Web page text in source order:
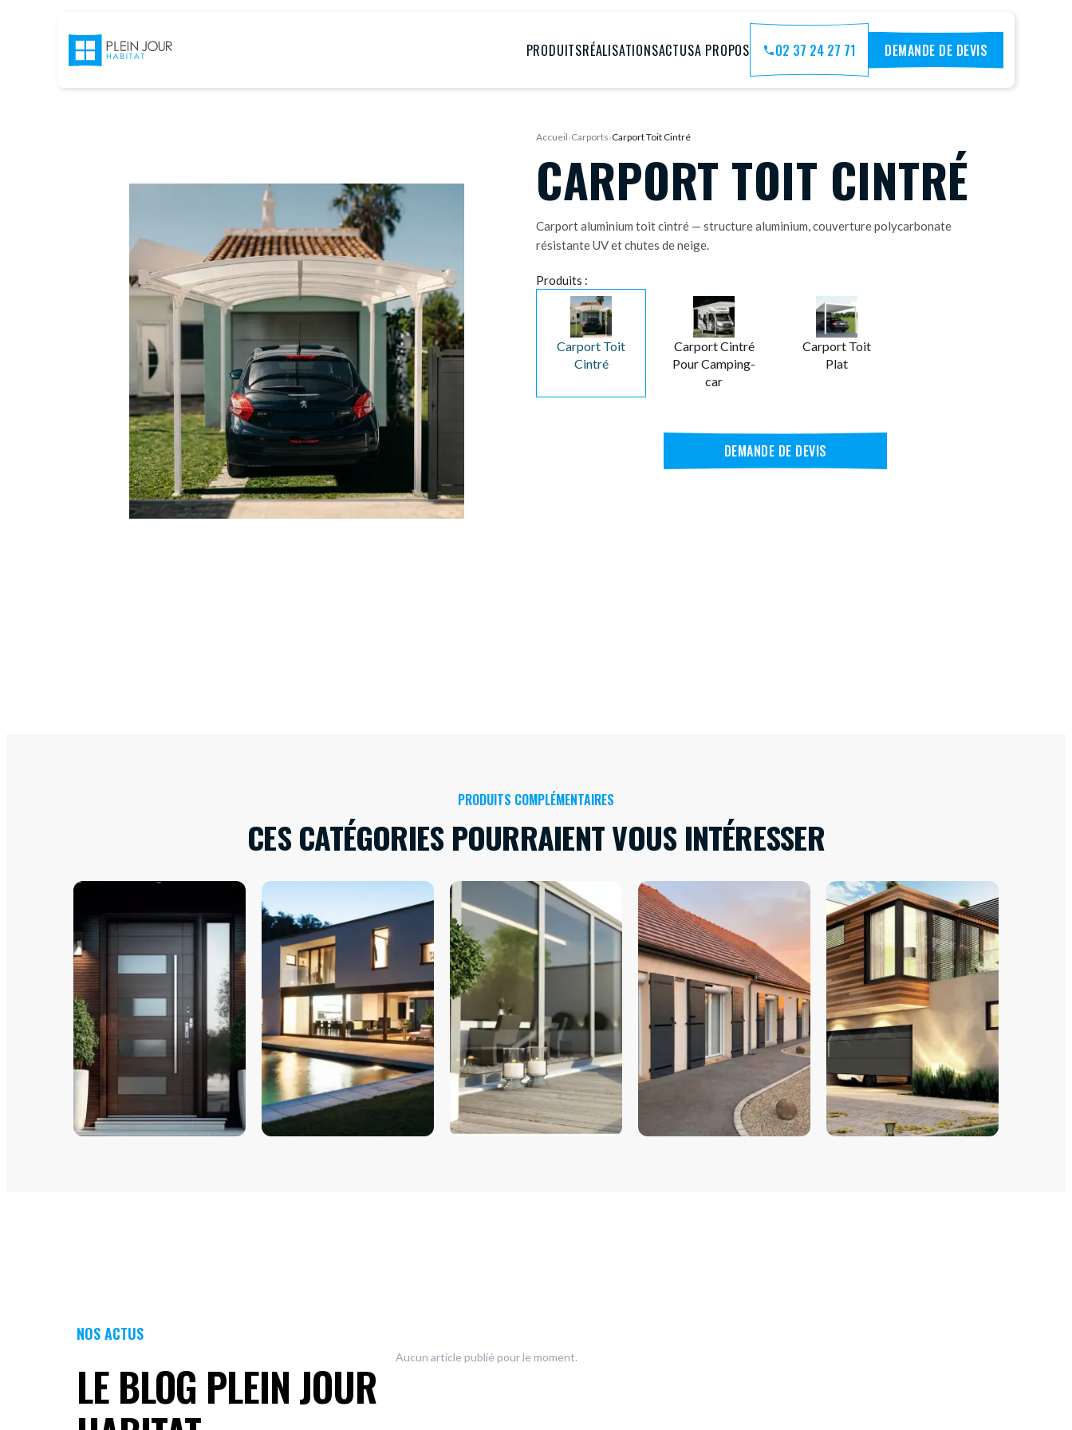
PRODUITSRÉALISATIONSACTUSA PROPOS 02 37 24 27 71 DEMANDE DE DEVIS
Accueil›Carports›Carport Toit Cintré
CARPORT TOIT CINTRÉ
Carport aluminium toit cintré — structure aluminium, couverture polycarbonate
résistante UV et chutes de neige.
Produits :
Carport Toit
Cintré
Carport Cintré
Pour Camping-
car
Carport Toit
Plat
DEMANDE DE DEVIS
PRODUITS COMPLÉMENTAIRES
CES CATÉGORIES POURRAIENT VOUS INTÉRESSER
NOS ACTUS
LE BLOG PLEIN JOUR
Aucun article publié pour le moment.